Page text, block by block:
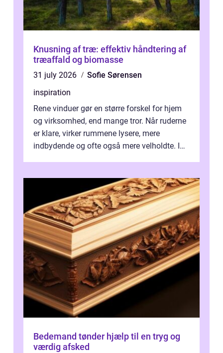
Knusning af træ: effektiv håndtering af
træaffald og biomasse
31 july 2026
Sofie Sørensen
inspiration
Rene vinduer gør en større forskel for hjem
og virksomhed, end mange tror. Når ruderne
er klare, virker rummene lysere, mere
indbydende og ofte også mere velholdte. I
Bedemand tønder hjælp til en tryg og
værdig afsked